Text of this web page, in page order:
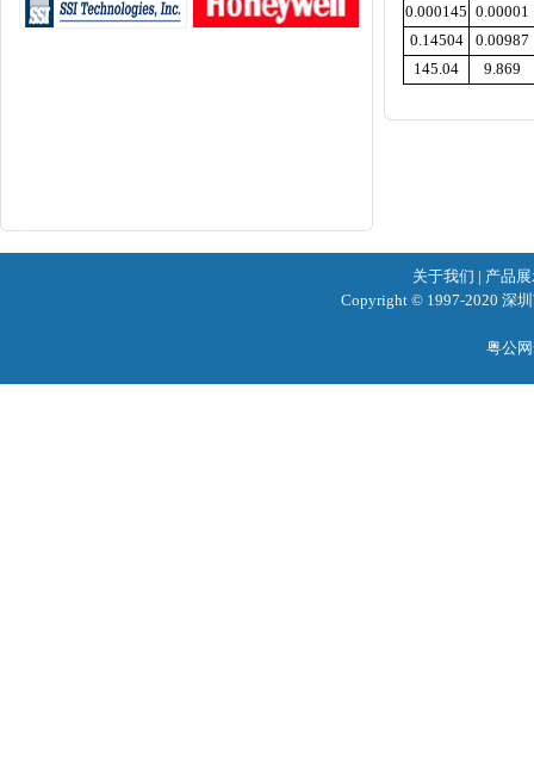
0.000145 0.00001
0.14504
0.00987
145.04
9.869
关于我们 | 产品
Copyright © 1997-2020 深
粤公